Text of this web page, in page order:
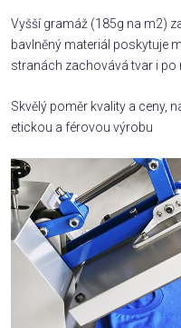
Vyšší gramáž (185g na m2)
bavlněný materiál poskytuje
stranách zachovává tvar i po
Skvělý poměr kvality a ceny,
etickou a férovou výrobu